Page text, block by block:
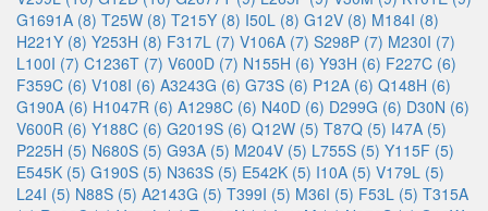
G1691A (8) T25W (8) T215Y (8) I50L (8) G12V (8) M184I (8)
H221Y (8) Y253H (8) F317L (7) V106A (7) S298P (7) M230I (7)
L100I (7) C1236T (7) V600D (7) N155H (6) Y93H (6) F227C (6)
F359C (6) V108I (6) A3243G (6) G73S (6) P12A (6) Q148H (6)
G190A (6) H1047R (6) A1298C (6) N40D (6) D299G (6) D30N (6)
V600R (6) Y188C (6) G2019S (6) Q12W (5) T87Q (5) I47A (5)
P225H (5) N680S (5) G93A (5) M204V (5) L755S (5) Y115F (5)
E545K (5) G190S (5) N363S (5) E542K (5) I10A (5) V179L (5)
L24I (5) N88S (5) A2143G (5) T399I (5) M36I (5) F53L (5) T315A